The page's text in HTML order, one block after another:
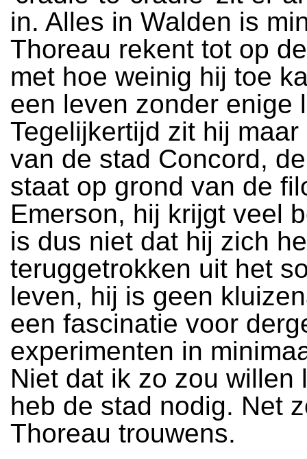
in. Alles in Walden is
Thoreau rekent tot op
met hoe weinig hij toe
een leven zonder enige
Tegelijkertijd zit hij
van de stad Concord,
staat op grond van de
Emerson, hij krijgt veel
is dus niet dat hij zich
teruggetrokken uit het
leven, hij is geen
een fascinatie voor
experimenten in
Niet dat ik zo zou willen
heb de stad nodig. Net
Thoreau trouwens.